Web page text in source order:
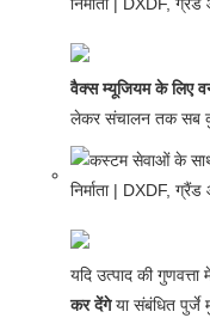
वैक्स म्यूजियम के लिए
लेकर संचालन तक सब
यदि उत्पाद की
कर देंगेया संबंधित पुर्जे